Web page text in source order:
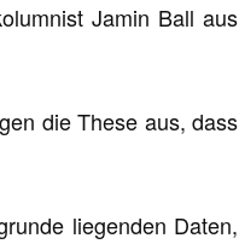
Jamin Ball aus
die These aus, dass
liegenden Daten,